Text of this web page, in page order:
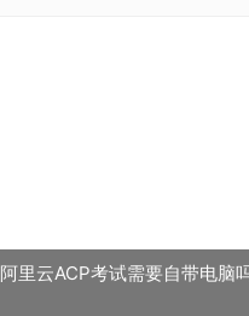
阿里云ACP考试需要自带电脑